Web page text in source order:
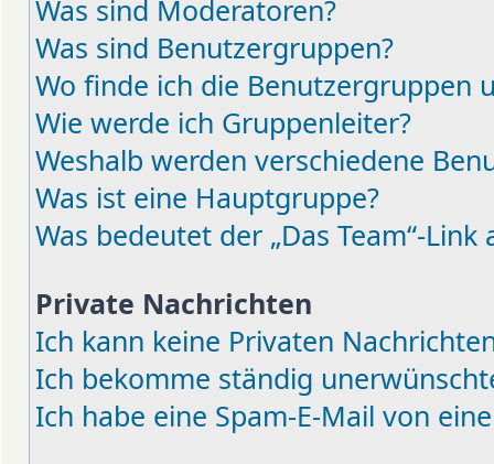
Was sind Moderatoren?
Was sind Benutzergruppen?
Wo finde ich die Benutzergruppen
Wie werde ich Gruppenleiter?
Weshalb werden verschiedene
Was ist eine Hauptgruppe?
Was bedeutet der „Das Team“-
Private Nachrichten
Ich kann keine Privaten
Ich bekomme ständig
Ich habe eine Spam-E-Mail von